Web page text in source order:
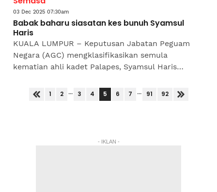
03 Dec 2025 07:30am
Babak baharu siasatan kes bunuh Syamsul
Haris
KUALA LUMPUR – Keputusan Jabatan Peguam
Negara (AGC) mengklasifikasikan semula
kematian ahli kadet Palapes, Syamsul Haris
Keseksaan membuka lembaran baharu...
1 2 ... 3 4 5 6 7 ... 91 92
- IKLAN -